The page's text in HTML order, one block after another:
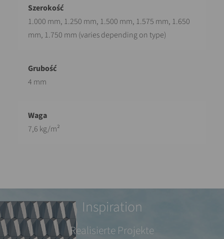
1.000 mm, 1.250 mm, 1.500 mm, 1.575 mm, 1.650
mm, 1.750 mm (varies depending on type)
4 mm
7,6 kg/m²
Inspiration
Realisierte Projekte